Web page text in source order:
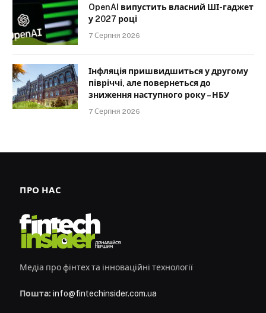
OpenAI випустить власний ШІ-гаджет
у 2027 році
7 Серпня 2026
Інфляція пришвидшиться у другому
півріччі, але повернеться до
зниження наступного року – НБУ
7 Серпня 2026
ПРО НАС
Медіа про фінтех та інноваційні технології
Пошта: info@fintechinsider.com.ua